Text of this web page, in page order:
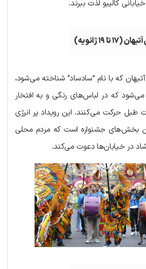
کالیبو لذت ببرند.
۱۹ ژانویه)
که با نام “سادساد” شناخته می‌شود،
می‌شود که در لباس‌های رنگی و به افتخار
طبل حرکت می‌کنند. این رویداد پر انرژی
بخش‌های جشنواره است که مردم محلی
در خیابان‌ها دعوت می‌کند.